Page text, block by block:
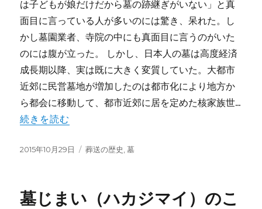
は子どもが娘だけだから墓の跡継ぎがいない」と真
面目に言っている人が多いのには驚き、呆れた。し
かし墓園業者、寺院の中にも真面目に言うのがいた
のには腹が立った。 しかし、日本人の墓は高度経済
成長期以降、実は既に大きく変質していた。大都市
近郊に民営墓地が増加したのは都市化により地方か
ら都会に移動して、都市近郊に居を定めた核家族世...
続きを読む
投
2015年10月29日
カ
ー
葬送の歴史 ,墓
墓じまい（ハカジマイ）のこ